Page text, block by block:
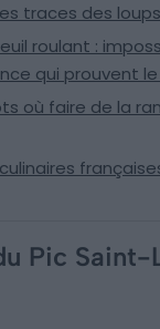
traces des
roulant :
qui prouvent
où faire de la
Pic Saint-